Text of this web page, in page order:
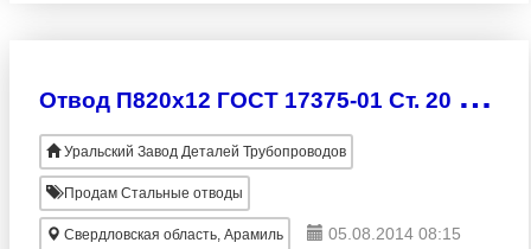
О
твод П820х12 ГОСТ 17375-01 Ст. 20 и 09Г2С
Уральский Завод Деталей Трубопроводов
Продам Стальные отводы
Свердловская область, Арамиль
05.08.2014 08:15